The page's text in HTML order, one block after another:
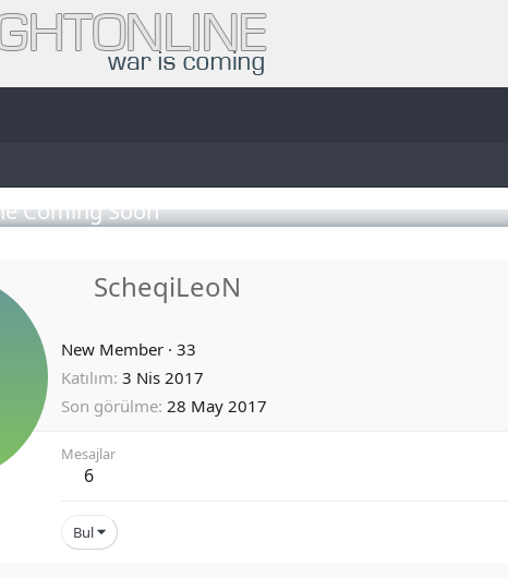
Coming Soon
ScheqiLeoN
New Member · 33
Katılım 3 Nis 2017
Son görülme 28 May 2017
Mesajlar
6
Bul